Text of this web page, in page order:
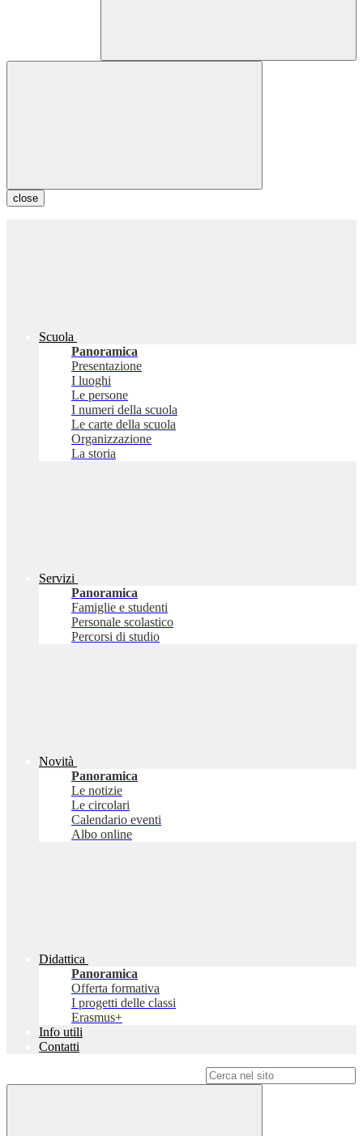
close
Scuola
Panoramica
Presentazione
I luoghi
Le persone
I numeri della scuola
Le carte della scuola
Organizzazione
La storia
Servizi
Panoramica
Famiglie e studenti
Personale scolastico
Percorsi di studio
Novità
Panoramica
Le notizie
Le circolari
Calendario eventi
Albo online
Didattica
Panoramica
Offerta formativa
I progetti delle classi
Erasmus+
Info utili
Contatti